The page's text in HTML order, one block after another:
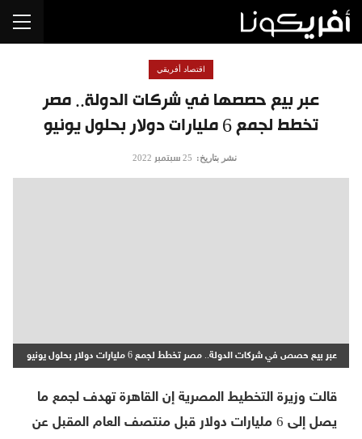
عبر بيع حصصها في شركات الدولة.. مصر
تخطط لجمع 6 مليارات دولار بحلول يونيو
اقتصاد أفريقي
نشر بتاريخ: 25 سبتمبر 2022
عبر بيع حصص في شركات الدولة.. مصر تخطط لجمع 6 مليارات دولار بحلول يونيو
قالت وزيرة التخطيط المصرية إن القاهرة تهدف لجمع ما
يصل إلى 6 مليارات دولار قبل منتصف العام المقبل عن